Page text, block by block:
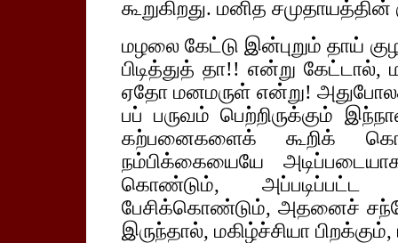
கூறுகிறது. மனித
மழலை கேட்டு இன்புறும் தாய்
பிடித்துத் தா!! என்று கேட்டால்,
ஏதோ மனமருள் என்று!
பப் பருவம் பெற்றிருக்கும்
கற்பனைகளைக் கூறிக்
நம்பிக்கையையே
கொண்டும்,
பேசிக்கொண்டும், அதனைச்
இருந்தால், மகிழ்ச்சியா